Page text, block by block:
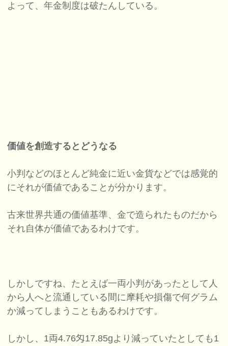
よって、年金制度は破たんしている。
価値を創造するとどうなる
小判などのほとんど純金に近い金貨などでは感覚的
にそれが価値であることが分かります。
古来世界共通の価値基準、金で造られたものだから
それ自体が価値であるわけです。
しかしですね、たとえば一両小判があったとして人
から人へと流通している間に摩耗や損傷で何グラム
か減ってしまうこともあるわけです。
しかし、1両4.76匁17.85gより減っていたとしても1